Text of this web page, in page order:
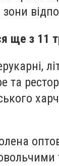
ще з 11
та